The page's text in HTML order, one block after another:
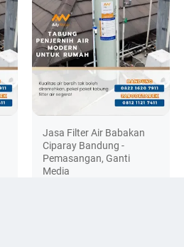
Jasa Filter Air Babakan
Ciparay Bandung -
Pemasangan, Ganti
Media